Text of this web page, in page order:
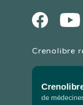
Facebook
Crenolibre